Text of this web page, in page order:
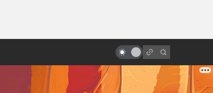
фильмов ужасов из Индонезии